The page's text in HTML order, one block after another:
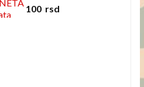
100 rsd